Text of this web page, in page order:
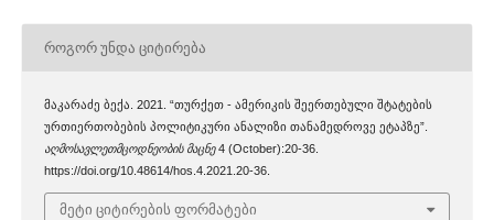
ᲠᲝᲒᲝᲠ ᲣᲜᲓᲐ ᲪᲘᲢᲘᲠᲔᲑᲐ
მაკარაძე ბექა. 2021. “თურქეთ - ამერიკის შეერთებული შტატების
ურთიერთობების პოლიტიკური ანალიზი თანამედროვე ეტაპზე”.
აღმოსავლეთმცოდნეობის მაცნე4 (October):20-36.
https://doi.org/10.48614/hos.4.2021.20-36.
მეტი ციტირების ფორმატები